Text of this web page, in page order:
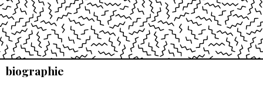
biographie